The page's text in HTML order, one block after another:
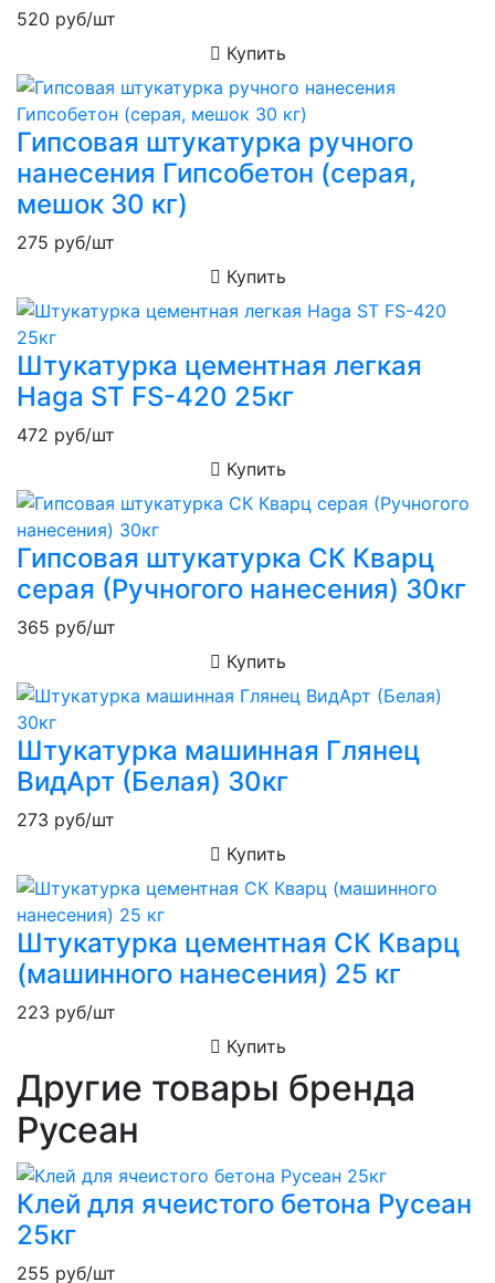
520 руб/шт
Купить
Гипсовая штукатурка ручного
нанесения Гипсобетон (серая,
мешок 30 кг)
275 руб/шт
Купить
Штукатурка цементная легкая
Haga ST FS-420 25кг
472 руб/шт
Купить
Гипсовая штукатурка СК Кварц
серая (Ручногого нанесения) 30кг
365 руб/шт
Купить
Штукатурка машинная Глянец
ВидАрт (Белая) 30кг
273 руб/шт
Купить
Штукатурка цементная СК Кварц
(машинного нанесения) 25 кг
223 руб/шт
Купить
Другие товары бренда
Русеан
Клей для ячеистого бетона Русеан
25кг
255 руб/шт